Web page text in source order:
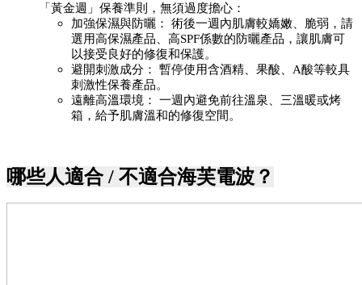
「黃金週」保養準則，無須過度擔心：
加強保濕與防曬： 術後一週內肌膚較嬌嫩、脆弱，請
選用高保濕產品、高SPF係數的防曬產品，讓肌膚可
以接受良好的修復和保護。
避開刺激成分： 暫停使用含酒精、果酸、A酸等較具
刺激性保養產品。
遠離高溫環境： 一週內避免前往溫泉、三溫暖或烤
箱，給予肌膚溫和的修復空間。
哪些人適合 / 不適合海芙電波？